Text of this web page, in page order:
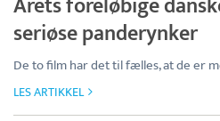
seriøse panderynker
De to film har det til fælles, at de er
LES ARTIKKEL